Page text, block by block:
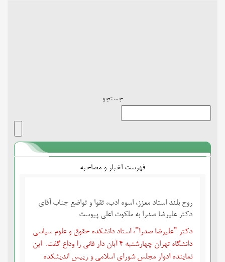
جستجو
فهرست اخبار و مصاحبه
روح بلند استاد معزز، اسوه ادب، تقوا و تواضع جناب آقای
دکتر علیرضا صدرا به ملکوت اعلی پیوست
دکتر "علیرضا صدرا"، استاد دانشکده حقوق و علوم سیاسی
دانشگاه تهران چهارشنبه 4 آبان دار فانی را وداع گفت. این
نماینده ادوار مجلس شورای اسلامی و رییس اندیشکده